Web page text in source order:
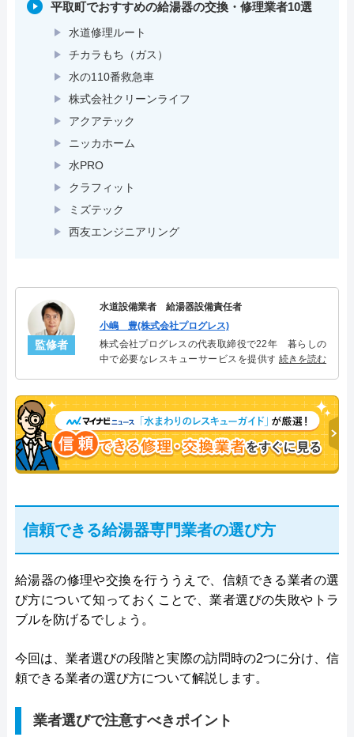
平取町でおすすめの給湯器の交換・修理業者10選
水道修理ルート
チカラもち（ガス）
水の110番救急車
株式会社クリーンライフ
アクアテック
ニッカホーム
水PRO
クラフィット
ミズテック
西友エンジニアリング
監修者
水道設備業者 給湯器設備責任者
小嶋 豊(株式会社プログレス)
株式会社プログレスの代表取締役で22年 暮らしの
中で必要なレスキューサービスを提供する株式会社
決。多くのお客様に信頼される「給湯器」のスペシ
ャリスト。
続きを読む
信頼できる給湯器専門業者の選び方
給湯器の修理や交換を行ううえで、信頼できる業者の選
び方について知っておくことで、業者選びの失敗やトラ
ブルを防げるでしょう。
今回は、業者選びの段階と実際の訪問時の2つに分け、信
頼できる業者の選び方について解説します。
業者選びで注意すべきポイント